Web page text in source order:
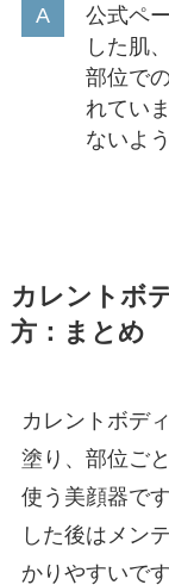
公式ペ
した肌
部位で
れてい
ないよ
カレントボ
方：まとめ
カレントボデ
塗り、部位ご
使う美顔器で
した後はメン
かりやすいです